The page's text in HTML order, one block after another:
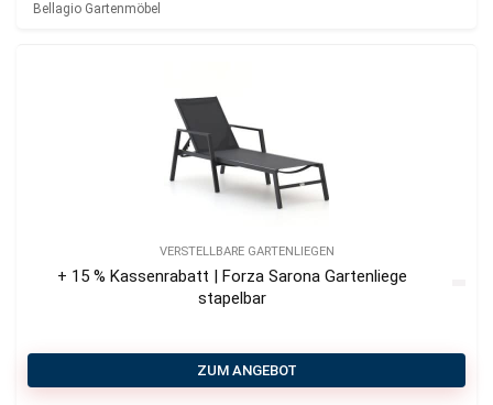
Bellagio Gartenmöbel
VERSTELLBARE GARTENLIEGEN
+ 15 % Kassenrabatt | Forza Sarona Gartenliege
stapelbar
ZUM ANGEBOT